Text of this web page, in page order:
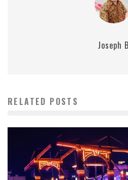
Joseph B
RELATED POSTS